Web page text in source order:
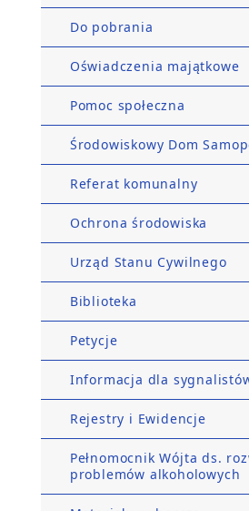
Do pobrania
Oświadczenia majątkowe
Pomoc społeczna
Środowiskowy Dom
Referat komunalny
Ochrona środowiska
Urząd Stanu Cywilnego
Biblioteka
Petycje
Informacja dla
Rejestry i Ewidencje
Pełnomocnik Wójta ds.
problemów alkoholowych